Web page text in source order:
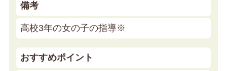
備考
高校3年の女の子の指導※
おすすめポイント